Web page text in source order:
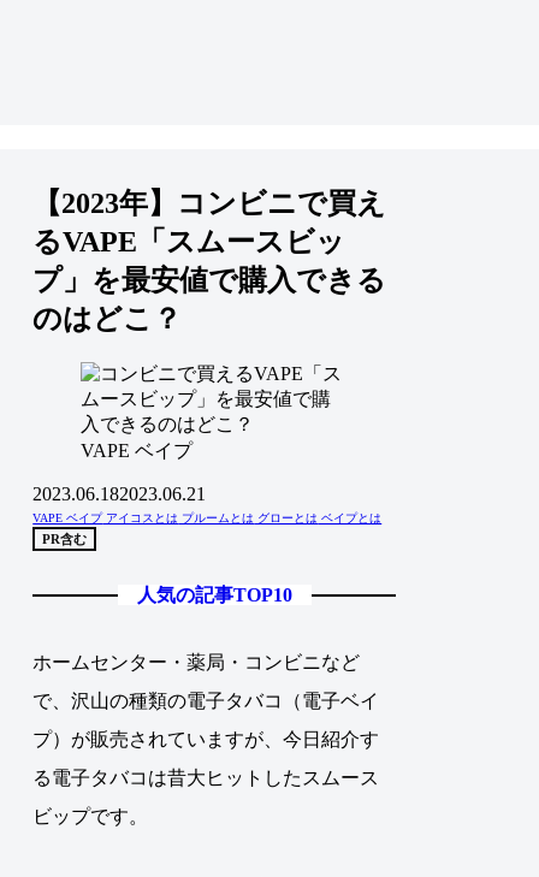
【2023年】コンビニで買え
るVAPE「スムースビッ
プ」を最安値で購入できる
のはどこ？
VAPE ベイプ
2023.06.182023.06.21
VAPE ベイプアイコスとは プルームとは グローとは ベイプとは
PR含む
人気の記事TOP10
ホームセンター・薬局・コンビニなど
で、沢山の種類の電子タバコ（電子ベイ
プ）が販売されていますが、今日紹介す
る電子タバコは昔大ヒットしたスムース
ビップです。